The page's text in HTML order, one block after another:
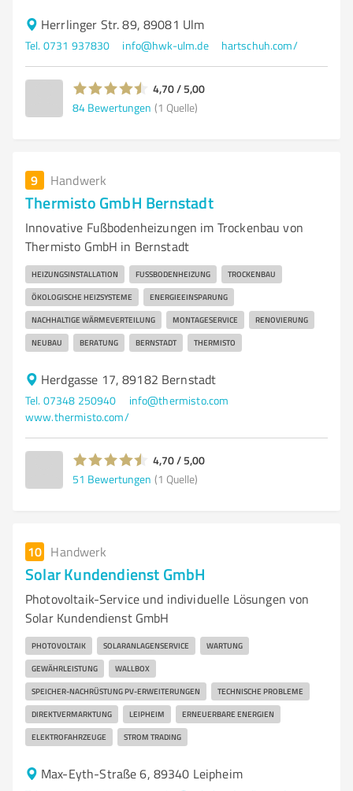
Herrlinger Str. 89, 89081 Ulm
Tel. 0731 937830 info@hwk-ulm.de hartschuh.com/
4,70 / 5,00
84 Bewertungen (1 Quelle)
9 Handwerk
Thermisto GmbH Bernstadt
Innovative Fußbodenheizungen im Trockenbau von
Thermisto GmbH in Bernstadt
HEIZUNGSINSTALLATION FUSSBODENHEIZUNG TROCKENBAU
ÖKOLOGISCHE HEIZSYSTEME ENERGIEEINSPARUNG
NACHHALTIGE WÄRMEVERTEILUNG MONTAGESERVICE RENOVIERUNG
NEUBAU BERATUNG BERNSTADT THERMISTO
Herdgasse 17, 89182 Bernstadt
Tel. 07348 250940
info@thermisto.com
www.thermisto.com/
4,70 / 5,00
51 Bewertungen (1 Quelle)
10 Handwerk
Solar Kundendienst GmbH
Photovoltaik-Service und individuelle Lösungen von
Solar Kundendienst GmbH
PHOTOVOLTAIK SOLARANLAGENSERVICE WARTUNG
GEWÄHRLEISTUNG WALLBOX
SPEICHER-NACHRÜSTUNG PV-ERWEITERUNGEN TECHNISCHE PROBLEME
DIREKTVERMARKTUNG LEIPHEIM ERNEUERBARE ENERGIEN
ELEKTROFAHRZEUGE STROM TRADING
Max-Eyth-Straße 6, 89340 Leipheim